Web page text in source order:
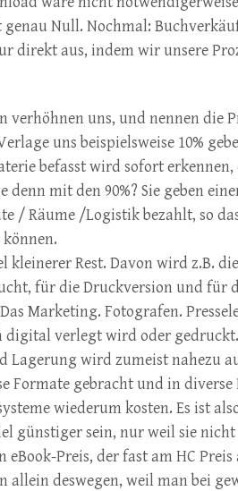
genau Null. Nochmal:
direkt aus, indem wir unsere
verhöhnen uns, und nennen die
uns beispielsweise 10%
befasst wird sofort erkennen,
denn mit den 90%? Sie geben
/ Räume /Logistik bezahlt, so
kleinerer Rest. Davon wird z.B.
für die Druckversion und für
Marketing. Fotografen.
digital verlegt wird oder gedruckt.
Lagerung wird zumeist nahezu
Formate gebracht und in
wiederum kosten. Es ist
günstiger sein, nur weil sie
eBook-Preis, der fast am HC
allein deswegen, weil man bei